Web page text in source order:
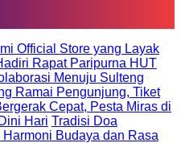
Official Store yang Layak
Rapat Paripurna HUT
Menuju Sulteng
Ramai Pengunjung, Tiket
Cepat, Pesta Miras di
Hari Tradisi Doa
Budaya dan Rasa